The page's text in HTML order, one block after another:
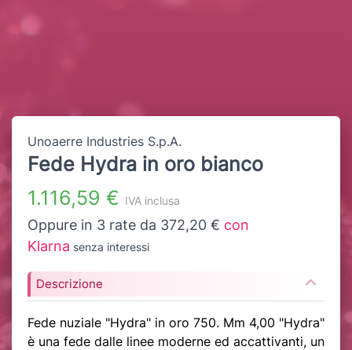
Unoaerre Industries S.p.A.
Fede Hydra in oro bianco
1.116,59 € IVA inclusa
Oppure in 3 rate da 372,20 € con
Klarna senza interessi
Descrizione
Fede nuziale "Hydra" in oro 750. Mm 4,00 "Hydra"
è una fede dalle linee moderne ed accattivanti, un